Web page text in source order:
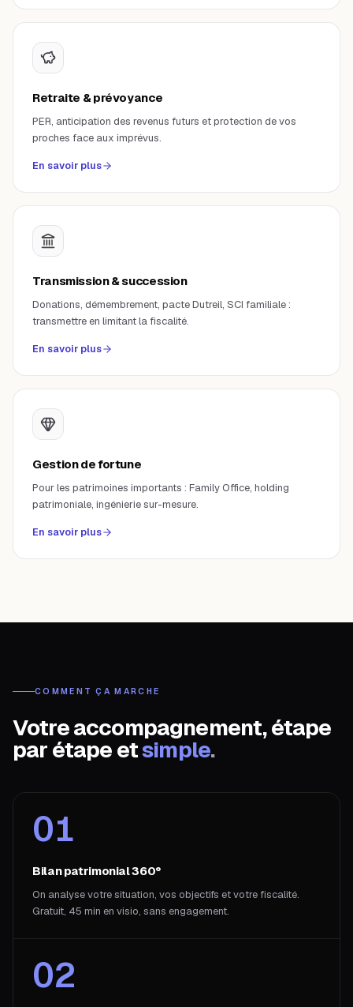
Retraite & prévoyance
PER, anticipation des revenus futurs et protection de vos
proches face aux imprévus.
En savoir plus
Transmission & succession
Donations, démembrement, pacte Dutreil, SCI familiale :
transmettre en limitant la fiscalité.
En savoir plus
Gestion de fortune
Pour les patrimoines importants : Family Office, holding
patrimoniale, ingénierie sur-mesure.
En savoir plus
COMMENT ÇA MARCHE
Votre accompagnement, étape
par étape etsimple.
01
Bilan patrimonial 360°
On analyse votre situation, vos objectifs et votre fiscalité.
Gratuit, 45 min en visio, sans engagement.
02